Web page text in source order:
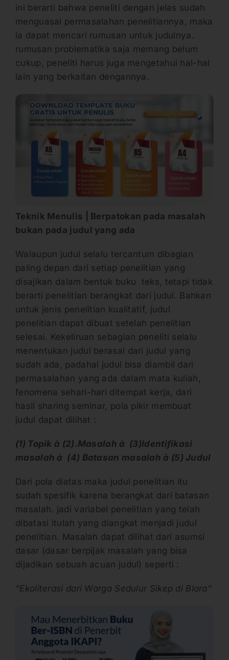
ini berarti bahwa peneliti dengan jelas sudah
menguasai permasalahan penelitiannya, maka
ia dapat mencari rumusan untuk judulnya.
rumusan problematika saja memang belum
cukup, peneliti harus juga mengetahui hal-hal
lain yang berkaitan dengannya.
Teknik Menulis | Berpatokan pada masalah
bukan pada judul yang ada
Walaupun judul selalu tercantum dibagian
paling depan dari setiap penelitian yang
disajikan dalam bentuk buku teks, tetapi tidak
berarti penelitian berangkat dari judul. Bahkan
untuk jenis penelitian kualitatif, judul
penelitian dapat dibuat setelah penelitian
selesai. Kekeliruan sebagian peneliti selalu
menentukan judul berasal dari judul yang
sudah ada, padahal judul bisa diambil dari
permasalahan yang ada dalam mata kuliah,
fenomena sehari-hari ditempat kerja, dari
hasil sharing seminar, pola pikir membuat
judul dapat dilihat :
(1) Topik à (2).Masalah à (3)Identifikasi
masalah à (4) Batasan masalah à (5) Judul
Dari pola diatas maka judul penelitian itu
sudah spesifik karena berangkat dari batasan
masalah. jadi variabel penelitian yang telah
dibatasi itulah yang diangkat menjadi judul
penelitian. Masalah dapat dilihat dari asumsi
dasar (dasar berpijak masalah yang bisa
dijadikan sebuah acuan judul) seperti :
“Ekoliterasi dari Warga Sedulur Sikep di Blora”